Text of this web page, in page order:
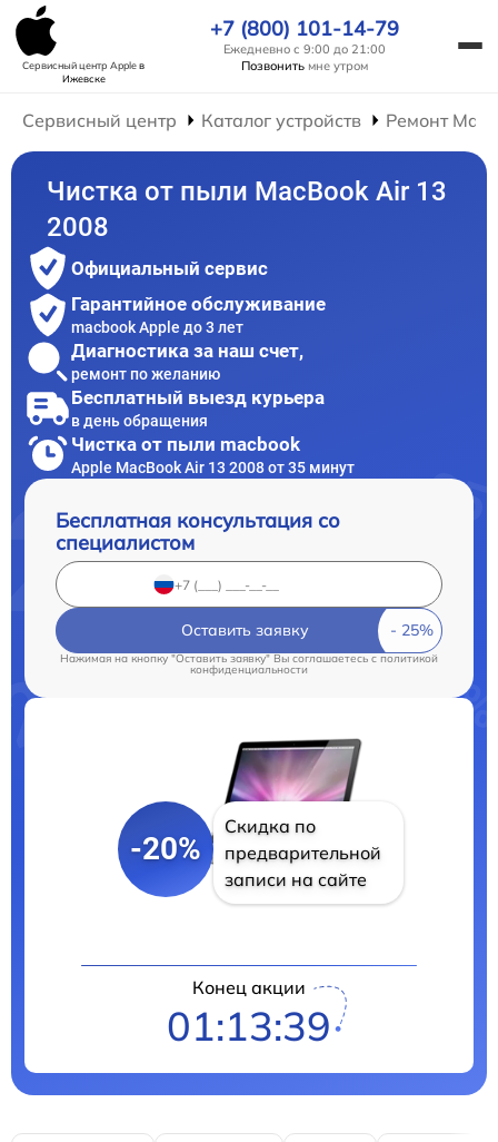
Сервисный центр Appleв
Ижевске
+7 (800) 101-14-79
Ежедневно с 9:00 до 21:00
Позвонить мне утром
Сервисный центр Каталог устройств Ремонт
Чистка от пыли MacBook Air 13
2008
Официальный сервис
Гарантийное обслуживание
macbook Apple до 3 лет
Диагностика за наш счет,
ремонт по желанию
Бесплатный выезд курьера
в день обращения
Чистка от пыли macbook
Apple MacBook Air 13 2008 от 35 минут
Бесплатная консультация со
специалистом
Оставить заявку
Нажимая на кнопку "Оставить заявку" Вы соглашаетесь cполитикой
конфиденциальности
-20%
Скидка по
предварительной
записи на сайте
Конец акции
01:13:38